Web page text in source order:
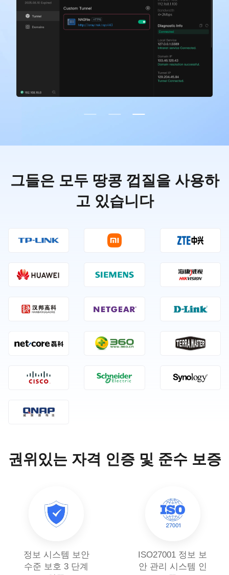
그들은 모두 땅콩 껍질을 사용하
고 있습니다
권위있는 자격 인증 및 준수 보증
정보 시스템 보안
수준 보호 3 단계
ISO27001 정보 보
안 관리 시스템 인